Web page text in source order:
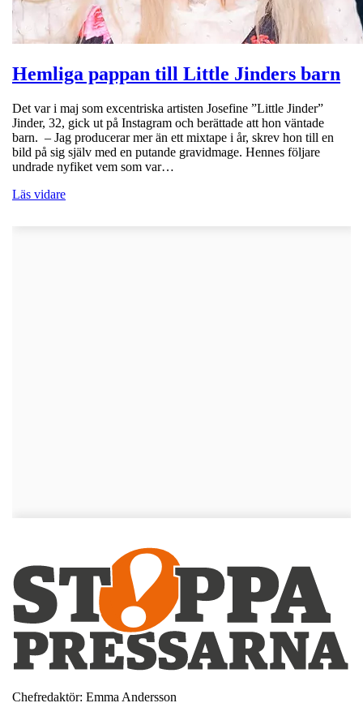
Hemliga pappan till Little Jinders barn
Det var i maj som excentriska artisten Josefine ”Little Jinder”
Jinder, 32, gick ut på Instagram och berättade att hon väntade
barn. – Jag producerar mer än ett mixtape i år, skrev hon till en
bild på sig själv med en putande gravidmage. Hennes följare
undrade nyfiket vem som var…
Läs vidare
Chefredaktör: Emma Andersson